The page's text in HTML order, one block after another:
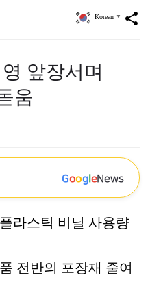
share
Korean ▼
앞장서며
움
GoogleNews
라스틱 비닐 사용량
전반의 포장재 줄여